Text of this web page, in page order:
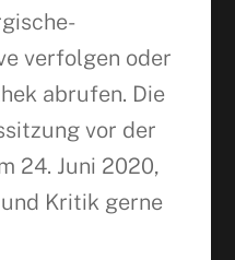
verfolgen oder
abrufen. Die
vor der
24. Juni 2020,
Kritik gerne